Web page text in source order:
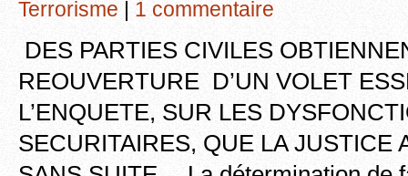
Terrorisme | 1 commentaire
DES PARTIES CIVILES
REOUVERTURE D’UN VOLET
L’ENQUETE, SUR LES
SECURITAIRES, QUE LA JUSTICE